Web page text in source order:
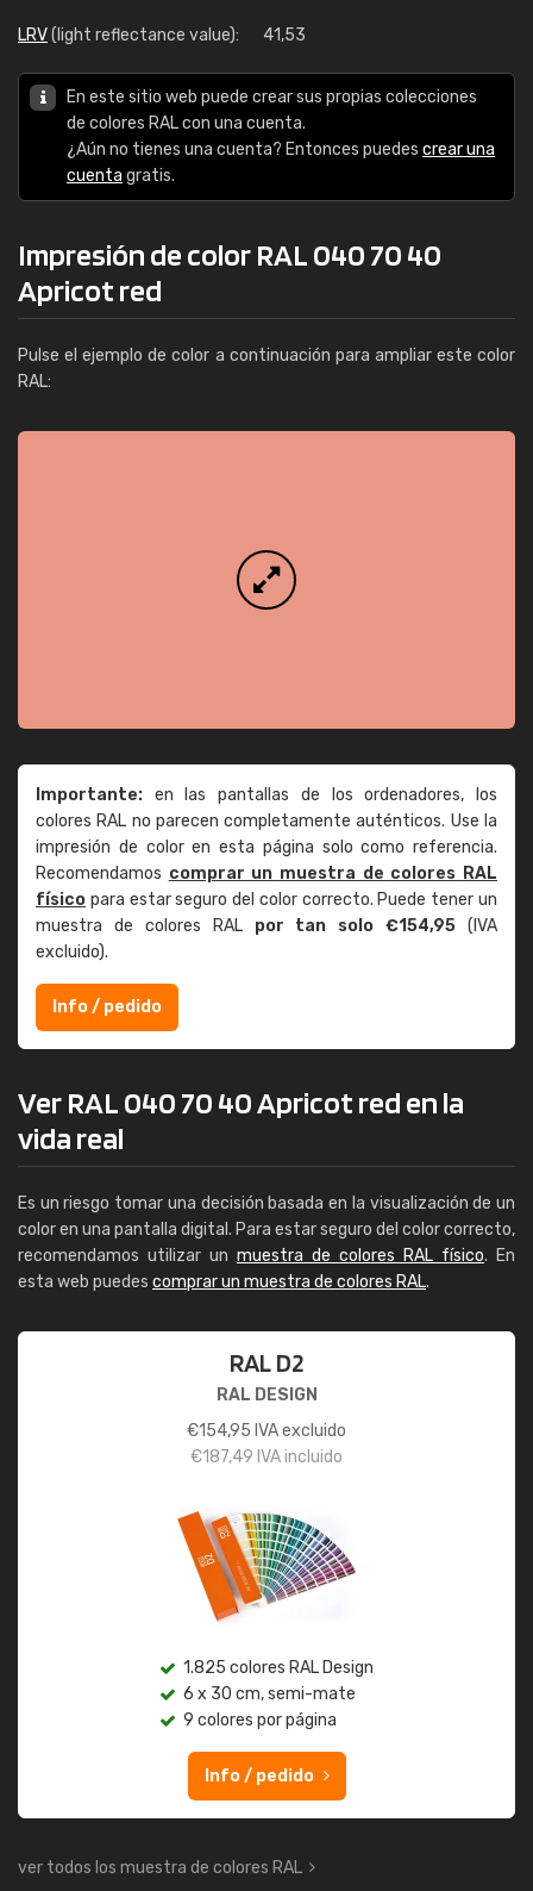
LRV(light reflectance value): 41,53
En este sitio web puede crear sus propias colecciones
de colores RAL con una cuenta.
¿Aún no tienes una cuenta? Entonces puedes crear una
cuenta gratis.
Impresión de color RAL 040 70 40
Apricot red
Pulse el ejemplo de color a continuación para ampliar este color
RAL:
Importante: en las pantallas de los ordenadores, los
colores RAL no parecen completamente auténticos. Use la
impresión de color en esta página solo como referencia.
Recomendamos comprar un muestra de colores RAL
físico para estar seguro del color correcto. Puede tener un
muestra de colores RAL por tan solo €154,95 (IVA
excluido).
Info / pedido
Ver RAL 040 70 40 Apricot red en la
vida real
Es un riesgo tomar una decisión basada en la visualización de un
color en una pantalla digital. Para estar seguro del color correcto,
recomendamos utilizar un muestra de colores RAL físico. En
esta web puedes comprar un muestra de colores RAL.
RAL D2
RAL DESIGN
€154,95 IVA excluido
€187,49 IVA incluido
1.825 colores RAL Design
6 x 30 cm, semi-mate
9 colores por página
Info / pedido
ver todos los muestra de colores RAL